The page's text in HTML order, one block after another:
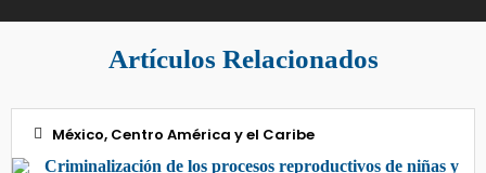
Artículos Relacionados
México, Centro América y el Caribe